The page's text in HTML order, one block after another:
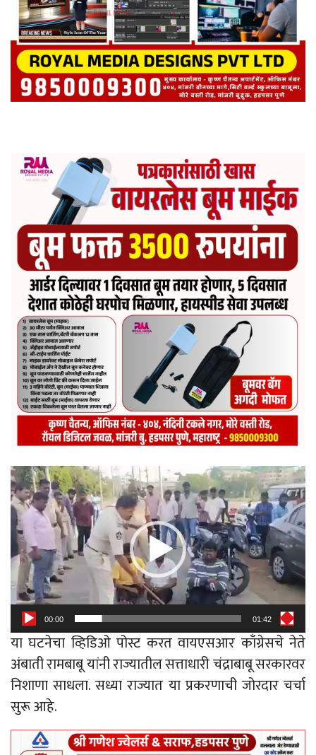
Video
Player
00:00 01:42
या घटनेचा व्हिडिओ पोस्ट करत वायएसआर काँग्रेसचे नेते
अंबाती रामबाबू यांनी राज्यातील सत्ताधारी चंद्राबाबू सरकारवर
निशाणा साधला. सध्या राज्यात या प्रकरणाची जोरदार चर्चा
सुरू आहे.